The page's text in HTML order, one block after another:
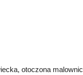
otoczona